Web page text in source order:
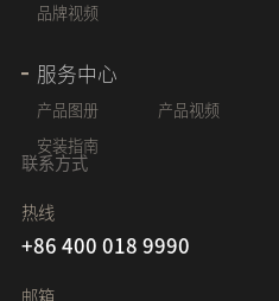
品牌视频
服务中心
产品图册
产品视频
安装指南
联系方式
热线
+86 400 018 9990